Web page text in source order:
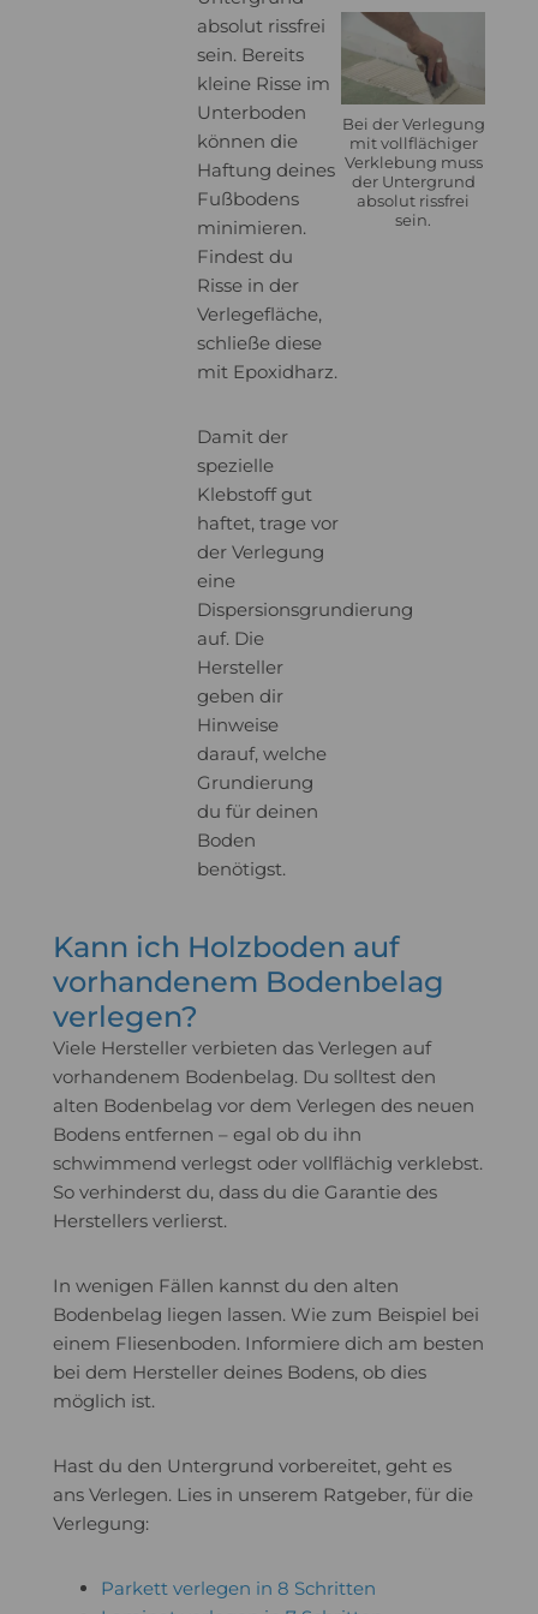
absolut rissfrei
sein. Bereits
kleine Risse im
Unterboden
können die
Haftung deines
Fußbodens
minimieren.
Findest du
Risse in der
Verlegefläche,
schließe diese
mit Epoxidharz.
Damit der
spezielle
Klebstoff gut
haftet, trage vor
der Verlegung
eine
Dispersionsgrundierung
auf. Die
Hersteller
geben dir
Hinweise
darauf, welche
Grundierung
du für deinen
Boden
benötigst.
Bei der Verlegung
mit vollflächiger
Verklebung muss
der Untergrund
absolut rissfrei
sein.
Kann ich Holzboden auf
vorhandenem Bodenbelag
verlegen?
Viele Hersteller verbieten das Verlegen auf
vorhandenem Bodenbelag. Du solltest den
alten Bodenbelag vor dem Verlegen des neuen
Bodens entfernen – egal ob du ihn
schwimmend verlegst oder vollflächig verklebst.
So verhinderst du, dass du die Garantie des
Herstellers verlierst.
In wenigen Fällen kannst du den alten
Bodenbelag liegen lassen. Wie zum Beispiel bei
einem Fliesenboden. Informiere dich am besten
bei dem Hersteller deines Bodens, ob dies
möglich ist.
Hast du den Untergrund vorbereitet, geht es
ans Verlegen. Lies in unserem Ratgeber, für die
Verlegung:
Parkett verlegen in 8 Schritten